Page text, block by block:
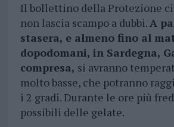
Il bollettino della Protezione
non lascia scampo a dubbi.A
stasera, e almeno fino al
dopodomani, in Sardegna,
compresa, si avranno
molto basse, che potranno
i 2 gradi. Durante le ore più
possibili delle gelate.